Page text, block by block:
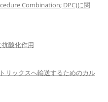
Combination; DPC)に関
酸化作用
リックスへ輸送するためのカル